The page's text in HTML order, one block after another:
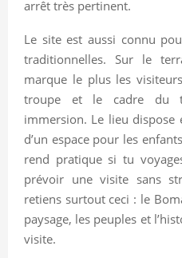
arrêt très pertinent.
Le site est aussi connu
traditionnelles. Sur le
marque le plus les
troupe et le cadre du
immersion. Le lieu dispose
d’un espace pour les
rend pratique si tu
prévoir une visite sans
retiens surtout ceci : le
paysage, les peuples et
visite.